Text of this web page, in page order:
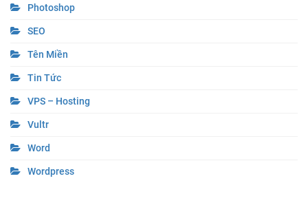
Photoshop
SEO
Tên Miền
Tin Tức
VPS – Hosting
Vultr
Word
Wordpress